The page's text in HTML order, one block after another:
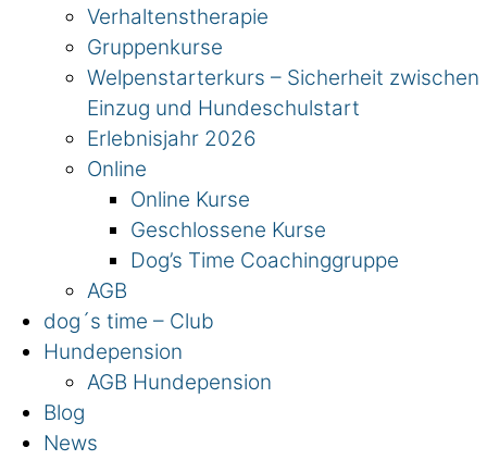
Verhaltenstherapie
Gruppenkurse
Welpenstarterkurs – Sicherheit zwischen
Einzug und Hundeschulstart
Erlebnisjahr 2026
Online
Online Kurse
Geschlossene Kurse
Dog’s Time Coachinggruppe
AGB
dog´s time – Club
Hundepension
AGB Hundepension
Blog
News